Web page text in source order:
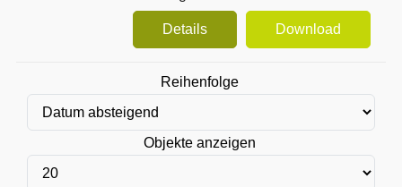
Download
Details
Reihenfolge
Objekte anzeigen